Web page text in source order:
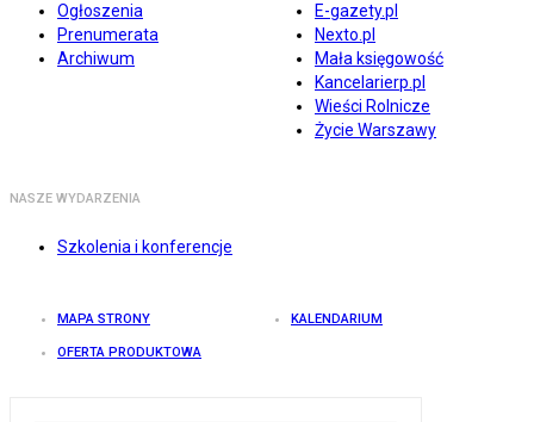
Ogłoszenia
Prenumerata
Archiwum
E-gazety.pl
Nexto.pl
Mała księgowość
Kancelarierp.pl
Wieści Rolnicze
Życie Warszawy
NASZE WYDARZENIA
Szkolenia i konferencje
MAPA STRONY KALENDARIUM
OFERTA PRODUKTOWA